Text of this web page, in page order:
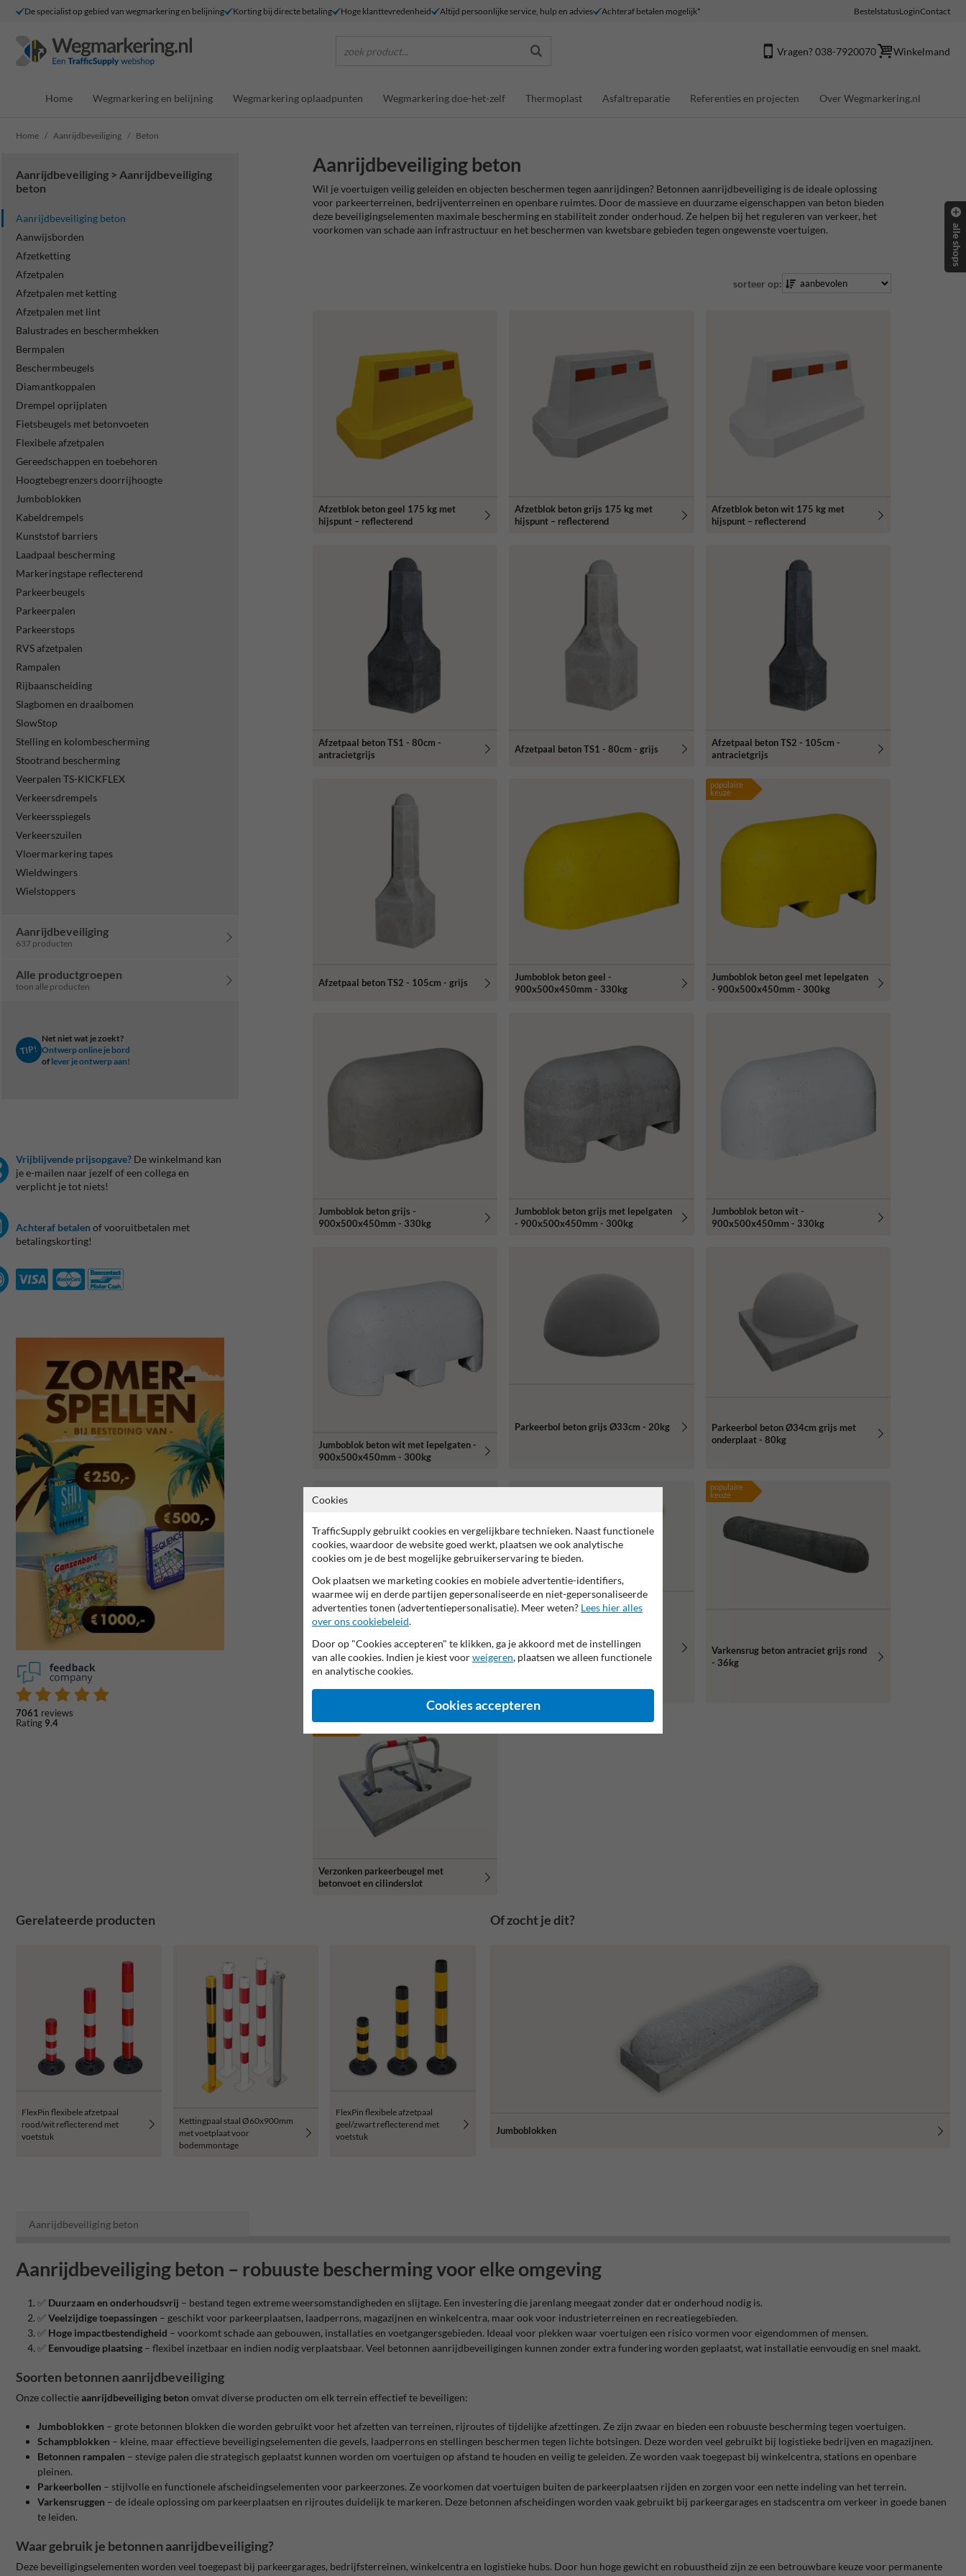
De specialist op gebied van wegmarkering en belijning Korting bij directe betaling Hoge klanttevredenheid Altijd persoonlijke service, hulp en advies Achteraf betalen mogelijk* BestelstatusLoginContact
zoek product... Vragen? 038-7920070 Winkelmand
Home Wegmarkering en belijning Wegmarkering oplaadpunten Wegmarkering doe-het-zelf Thermoplast Asfaltreparatie Referenties en projecten Over Wegmarkering.nl
Home Aanrijdbeveiliging Beton
Aanrijdbeveiliging > Aanrijdbeveiliging
beton
Aanrijdbeveiliging beton
Aanwijsborden
Afzetketting
Afzetpalen
Afzetpalen met ketting
Afzetpalen met lint
Balustrades en beschermhekken
Bermpalen
Beschermbeugels
Diamantkoppalen
Drempel oprijplaten
Fietsbeugels met betonvoeten
Flexibele afzetpalen
Gereedschappen en toebehoren
Hoogtebegrenzers doorrijhoogte
Jumboblokken
Kabeldrempels
Kunststof barriers
Laadpaal bescherming
Markeringstape reflecterend
Parkeerbeugels
Parkeerpalen
Parkeerstops
RVS afzetpalen
Rampalen
Rijbaanscheiding
Slagbomen en draaibomen
SlowStop
Stelling en kolombescherming
Stootrand bescherming
Veerpalen TS-KICKFLEX
Verkeersdrempels
Verkeersspiegels
Verkeerszuilen
Vloermarkering tapes
Wieldwingers
Wielstoppers
Aanrijdbeveiliging
637 producten
Alle productgroepen
toon alle producten
TIP!
Net niet wat je zoekt?
Ontwerp online je bord
of lever je ontwerp aan!
Vrijblijvende prijsopgave? De winkelmand kan
je e-mailen naar jezelf of een collega en
verplicht je tot niets!
Achteraf betalen of vooruitbetalen met
betalingskorting!
7061 reviews
Rating 9.4
Aanrijdbeveiliging beton
Wil je voertuigen veilig geleiden en objecten beschermen tegen aanrijdingen? Betonnen aanrijdbeveiligingis de ideale oplossing
voor parkeerterreinen, bedrijventerreinen en openbare ruimtes. Door de massieve en duurzame eigenschappen van beton bieden
deze beveiligingselementen maximale bescherming en stabiliteit zonder onderhoud. Ze helpen bij het reguleren van verkeer, het
voorkomen van schade aan infrastructuur en het beschermen van kwetsbare gebieden tegen ongewenste voertuigen.
sorteer op:
Afzetblok beton geel 175 kg met
hijspunt – reflecterend
Afzetblok beton grijs 175 kg met
hijspunt – reflecterend
Afzetblok beton wit 175 kg met
hijspunt – reflecterend
Afzetpaal beton TS1 - 80cm -
antracietgrijs
Afzetpaal beton TS1 - 80cm - grijs
Afzetpaal beton TS2 - 105cm -
antracietgrijs
Afzetpaal beton TS2 - 105cm - grijs
Jumboblok beton geel -
900x500x450mm - 330kg
populaire
keuze
Jumboblok beton geel met lepelgaten
- 900x500x450mm - 300kg
Jumboblok beton grijs -
900x500x450mm - 330kg
Jumboblok beton grijs met lepelgaten
- 900x500x450mm - 300kg
Jumboblok beton wit -
900x500x450mm - 330kg
Jumboblok beton wit met lepelgaten -
900x500x450mm - 300kg
Parkeerbol beton grijs Ø33cm - 20kg
Parkeerbol beton Ø34cm grijs met
onderplaat - 80kg
Schrikblok / schampblok beton grijs –
60x50x40cm
Stootband beton grijs - 60kg
populaire
keuze
Varkensrug beton antraciet grijs rond
- 36kg
populairste
Verzonken parkeerbeugel met
betonvoet en cilinderslot
Gerelateerde producten
FlexPin flexibele afzetpaal
rood/wit reflecterend met
voetstuk
Kettingpaal staal Ø60x900mm
met voetplaat voor
bodemmontage
FlexPin flexibele afzetpaal
geel/zwart reflecterend met
voetstuk
Of zocht je dit?
Jumboblokken
Aanrijdbeveiliging beton
Aanrijdbeveiliging beton – robuuste bescherming voor elke omgeving
✅ Duurzaam en onderhoudsvrij – bestand tegen extreme weersomstandigheden en slijtage. Een investering die jarenlang meegaat zonder dat er onderhoud nodig is.
✅Veelzijdige toepassingen – geschikt voor parkeerplaatsen, laadperrons, magazijnen en winkelcentra, maar ook voor industrieterreinen en recreatiegebieden.
✅ Hoge impactbestendigheid – voorkomt schade aan gebouwen, installaties en voetgangersgebieden. Ideaal voor plekken waar voertuigen een risico vormen voor eigendommen of mensen.
✅ Eenvoudige plaatsing – flexibel inzetbaar en indien nodig verplaatsbaar. Veel betonnen aanrijdbeveiligingen kunnen zonder extra fundering worden geplaatst, wat installatie eenvoudig en snel maakt.
Soorten betonnen aanrijdbeveiliging
Onze collectieaanrijdbeveiliging beton omvat diverse producten om elk terrein effectief te beveiligen:
Jumboblokken – grote betonnen blokken die worden gebruikt voor het afzetten van terreinen, rijroutes of tijdelijke afzettingen. Ze zijn zwaar en bieden een robuuste bescherming tegen voertuigen.
Schampblokken – kleine, maar effectieve beveiligingselementen die gevels, laadperrons en stellingen beschermen tegen lichte botsingen. Deze worden veel gebruikt bij logistieke bedrijven en magazijnen.
Betonnen rampalen – stevige palen die strategisch geplaatst kunnen worden om voertuigen op afstand te houden en veilig te geleiden. Ze worden vaak toegepast bij winkelcentra, stations en openbare
pleinen.
Parkeerbollen – stijlvolle en functionele afscheidingselementen voor parkeerzones. Ze voorkomen dat voertuigen buiten de parkeerplaatsen rijden en zorgen voor een nette indeling van het terrein.
Varkensruggen – de ideale oplossing om parkeerplaatsen en rijroutes duidelijk te markeren. Deze betonnen afscheidingen worden vaak gebruikt bij parkeergarages en stadscentra om verkeer in goede banen
te leiden.
Waar gebruik je betonnen aanrijdbeveiliging?
Deze beveiligingselementen worden veel toegepast bij parkeergarages, bedrijfsterreinen, winkelcentra en logistieke hubs. Door hun hoge gewicht en robuustheid zijn ze een betrouwbare keuze voor permanente
alle shops
Cookies
TrafficSupply gebruikt cookies en vergelijkbare technieken. Naast functionele
cookies, waardoor de website goed werkt, plaatsen we ook analytische
cookies om je de best mogelijke gebruikerservaring te bieden.
Ook plaatsen we marketing cookies en mobiele advertentie-identifiers,
waarmee wij en derde partijen gepersonaliseerde en niet-gepersonaliseerde
advertenties tonen (advertentiepersonalisatie). Meer weten? Lees hier alles
over ons cookiebeleid.
Door op "Cookies accepteren" te klikken, ga je akkoord met de instellingen
van alle cookies. Indien je kiest voorweigeren, plaatsen we alleen functionele
en analytische cookies.
Cookies accepteren